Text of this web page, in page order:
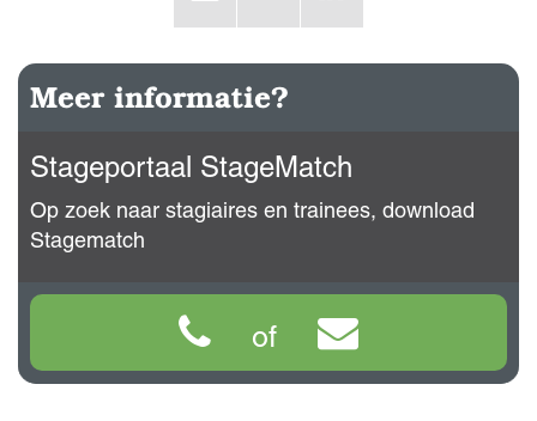
Meer informatie?
Stageportaal StageMatch
Op zoek naar stagiaires en trainees, download
Stagematch
of